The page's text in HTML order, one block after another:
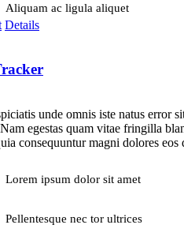
Aliquam ac ligula aliquet
Details
unde omnis iste natus error
egestas quam vitae fringilla
consequuntur magni dolores
Lorem ipsum dolor sit amet
Pellentesque nec tor ultrices